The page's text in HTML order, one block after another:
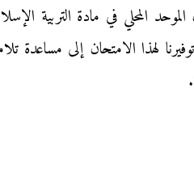
لهذا الامتحان إلى مساعدة